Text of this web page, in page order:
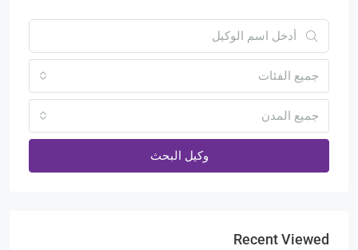
جميع الفئات
جميع المدن
وكيل البحث
Recent Viewed